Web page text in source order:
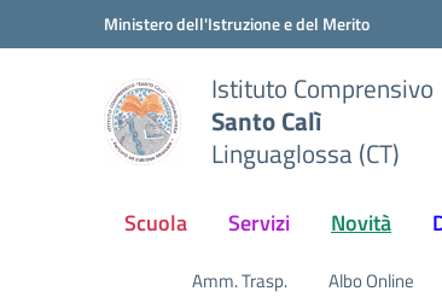
Vai ai contenuti
Vai al menu di navigazioneMinistero dell'Istruzione e del Merito
Istituto Comprensivo
Santo Calì
Linguaglossa (CT)
Scuola Servizi Novità
Amm. Trasp. Albo Online